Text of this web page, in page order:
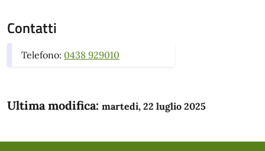
Contatti
Telefono: 0438 929010
Ultima modifica: martedì, 22 luglio 2025